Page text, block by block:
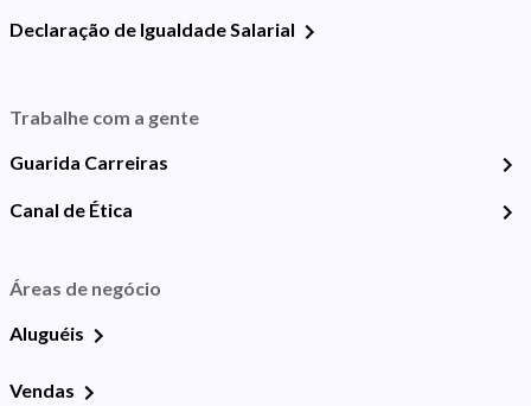
Declaração de Igualdade Salarial
Trabalhe com a gente
Guarida Carreiras
Canal de Ética
Áreas de negócio
Aluguéis
Vendas